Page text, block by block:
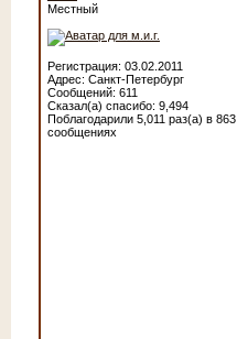
Местный
Регистрация: 03.02.2011
Адрес: Санкт-Петербург
Сообщений: 611
Сказал(а) спасибо: 9,494
Поблагодарили 5,011 раз(а) в 863
сообщениях